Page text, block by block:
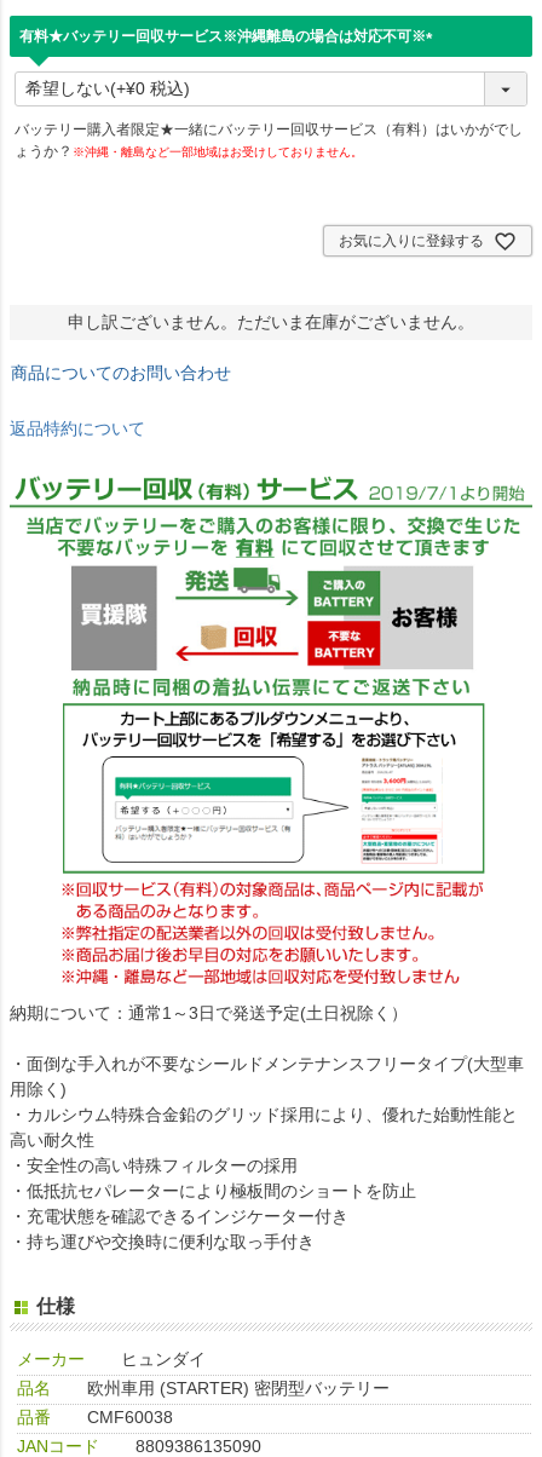
有料★バッテリー回収サービス※沖縄離島の場合は対応不可※
須
)
バッテリー購入者限定★一緒にバッテリー回収サービス（有料）はいかがでし
ょうか？ ※沖縄・離島など一部地域はお受けしておりません。
お気に入りに登録する
申し訳ございません。ただいま在庫がございません。
商品についてのお問い合わせ
返品特約について
納期について：通常1～3日で発送予定(土日祝除く）
・面倒な手入れが不要なシールドメンテナンスフリータイプ(大型車
用除く)
・カルシウム特殊合金鉛のグリッド採用により、優れた始動性能と
高い耐久性
・安全性の高い特殊フィルターの採用
・低抵抗セパレーターにより極板間のショートを防止
・充電状態を確認できるインジケーター付き
・持ち運びや交換時に便利な取っ手付き
仕様
メーカー
ヒュンダイ
品名
欧州車用 (STARTER) 密閉型バッテリー
品番
CMF60038
JANコード
8809386135090